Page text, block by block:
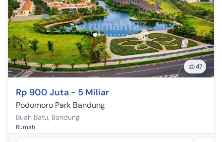
47
Rp 900 Juta - 5 Miliar
Podomoro Park Bandung
Buah Batu, Bandung
Rumah